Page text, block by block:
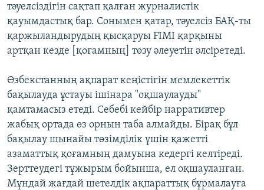
тәуелсіздігін сақтап қалған журналистік
қауымдастық бар. Сонымен қатар, тәуелсіз БАҚ-ты
қаржыландырудың қысқаруы FIMI қарқыны
артқан кезде [қоғамның] төзу әлеуетін әлсіретеді.
Өзбекстанның ақпарат кеңістігін мемлекеттік
бақылауда ұстауы ішінара "оқшаулауды"
қамтамасыз етеді. Себебі кейбір нарративтер
жабық ортада өз орнын таба алмайды. Бірақ бұл
бақылау шынайы төзімділік үшін қажетті
азаматтық қоғамның дамуына кедергі келтіреді.
Зерттеудегі тұжырым бойынша, ел оқшауланған.
Мұндай жағдай шетелдік ақпараттық бұрмалауға